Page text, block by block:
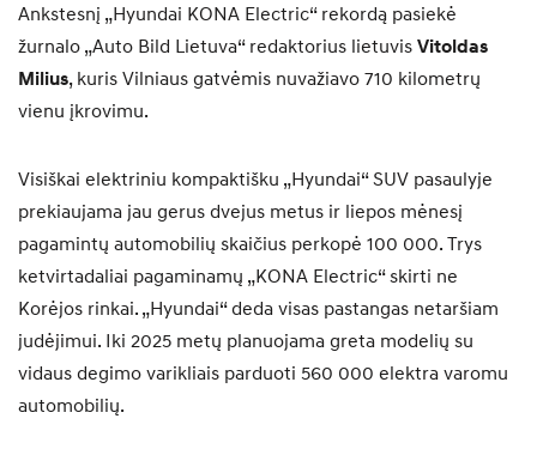
Ankstesnį „Hyundai KONA Electric“ rekordą pasiekė
žurnalo „Auto Bild Lietuva“ redaktorius lietuvis Vitoldas
Milius, kuris Vilniaus gatvėmis nuvažiavo 710 kilometrų
vienu įkrovimu.
Visiškai elektriniu kompaktišku „Hyundai“ SUV pasaulyje
prekiaujama jau gerus dvejus metus ir liepos mėnesį
pagamintų automobilių skaičius perkopė 100 000. Trys
ketvirtadaliai pagaminamų „KONA Electric“ skirti ne
Korėjos rinkai. „Hyundai“ deda visas pastangas netaršiam
judėjimui. Iki 2025 metų planuojama greta modelių su
vidaus degimo varikliais parduoti 560 000 elektra varomu
automobilių.